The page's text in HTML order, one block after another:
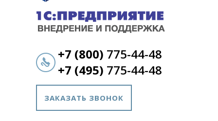
+7 (800) 775-44-48
+7 (495) 775-44-48
ЗАКАЗАТЬ ЗВОНОК